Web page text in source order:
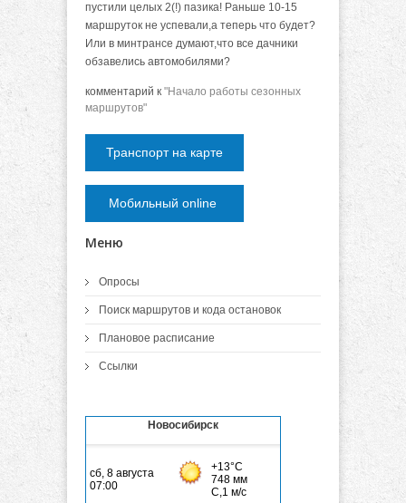
пустили целых 2(!) пазика! Раньше 10-15
маршруток не успевали,а теперь что будет?
Или в минтрансе думают,что все дачники
обзавелись автомобилями?
комментарий к "Начало работы сезонных
маршрутов"
Транспорт на карте
Мобильный online
Меню
Опросы
Поиск маршрутов и кода остановок
Плановое расписание
Ссылки
Новосибирск